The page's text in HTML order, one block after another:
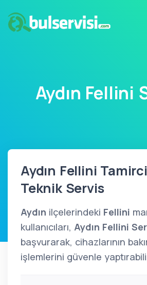
Aydın Fellini
Aydın Fellini
Teknik Servis
Aydın ilçelerindeki Fellini
kullanıcıları, Aydın Fellini
başvurarak, cihazlarının
işlemlerini güvenle